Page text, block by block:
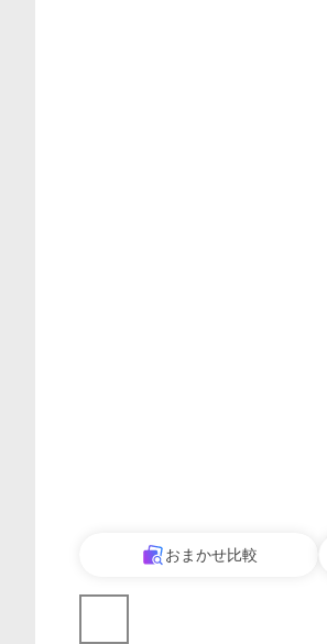
おまかせ比較